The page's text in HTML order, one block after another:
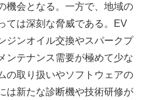
機会となる。一方で、地域の
ては深刻な脅威である。EV
ジンオイル交換やスパークプ
ンテナンス需要が極めて少な
の取り扱いやソフトウェアの
は新たな診断機や技術研修が